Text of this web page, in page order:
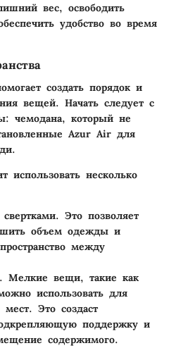
вес, освободить
удобство во время
создать порядок и
вещей. Начать следует с
чемодана, который не
Azur Air для
использовать несколько
. Это позволяет
объем одежды и
между
. Мелкие вещи, такие как
использовать для
Это создаст
поддержку и
содержимого.